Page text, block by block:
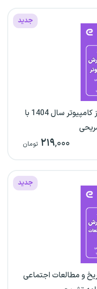
جدید
دفترچه شبیه ساز آزمون هنرآموز کامپیوتر سال 1404 با
۲۱۹,۰۰۰ تومان
جدید
و مطالعات اجتماعی